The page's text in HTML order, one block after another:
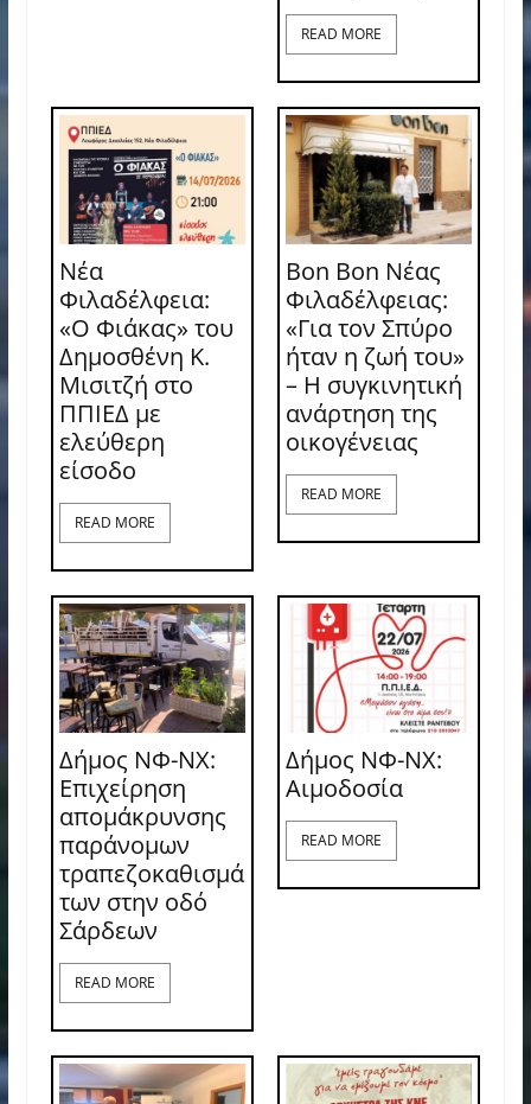
READ MORE
Νέα
Φιλαδέλφεια:
«Ο Φιάκας» του
Δημοσθένη Κ.
Μισιτζή στο
ΠΠΙΕΔ με
ελεύθερη
είσοδο
READ MORE
Bon Bon Νέας
Φιλαδέλφειας:
«Για τον Σπύρο
ήταν η ζωή του»
– Η συγκινητική
ανάρτηση της
οικογένειας
READ MORE
Δήμος ΝΦ-ΝΧ:
Επιχείρηση
απομάκρυνσης
παράνομων
τραπεζοκαθισμά
των στην οδό
Σάρδεων
READ MORE
Δήμος ΝΦ-ΝΧ:
Aιμοδοσία
READ MORE